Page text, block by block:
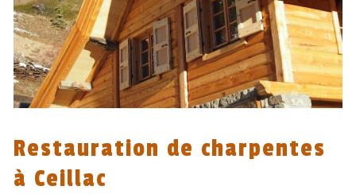
Restauration de charpentes
à Ceillac